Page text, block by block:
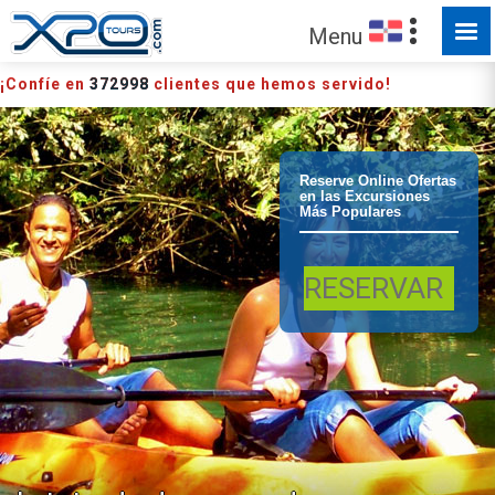
Bayahibe Tour
Cultural y
Jungla de
Bayahibe Eco
Menu
¡Confíe en 372998 clientes que hemos servido!
Reserve Online Ofertas
en las Excursiones
Más Populares
RESERVAR